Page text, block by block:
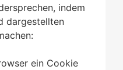
indem
dargestellten
ein Cookie